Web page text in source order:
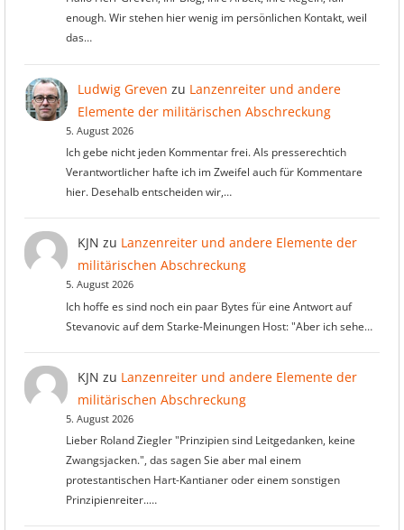
enough. Wir stehen hier wenig im persönlichen Kontakt, weil
das…
Ludwig Greven zu Lanzenreiter und andere
Elemente der militärischen Abschreckung
5. August 2026
Ich gebe nicht jeden Kommentar frei. Als presserechtich
Verantwortlicher hafte ich im Zweifel auch für Kommentare
hier. Desehalb entscheiden wir,…
KJN zu Lanzenreiter und andere Elemente der
militärischen Abschreckung
5. August 2026
Ich hoffe es sind noch ein paar Bytes für eine Antwort auf
Stevanovic auf dem Starke-Meinungen Host: "Aber ich sehe…
KJN zu Lanzenreiter und andere Elemente der
militärischen Abschreckung
5. August 2026
Lieber Roland Ziegler "Prinzipien sind Leitgedanken, keine
Zwangsjacken.", das sagen Sie aber mal einem
protestantischen Hart-Kantianer oder einem sonstigen
Prinzipienreiter..…